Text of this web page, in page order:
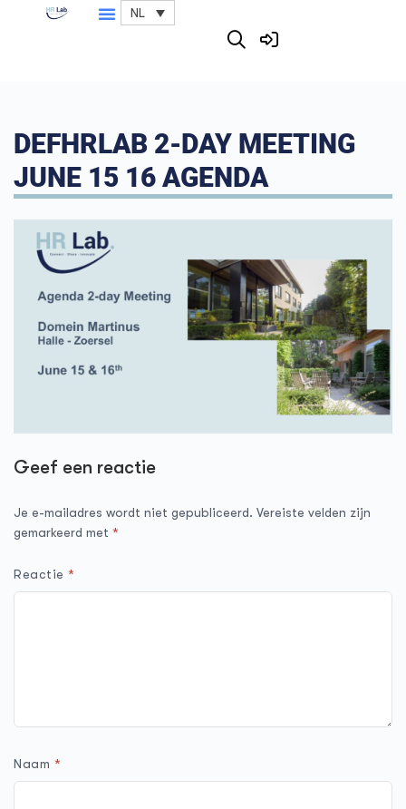
NL
DEFHRLAB 2-DAY MEETING
JUNE 15 16 AGENDA
Geef een reactie
Je e-mailadres wordt niet gepubliceerd. Vereiste velden zijn
gemarkeerd met *
Reactie*
Naam *